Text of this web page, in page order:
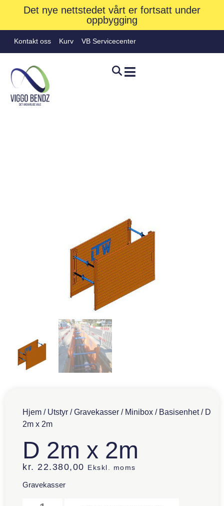
Det nye nettstedet vårt er fortsatt under
oppbygging
Kontakt oss Kurv VB Servicecenter
Hjem / Utstyr /Gravekasser / Minibox / Basisenhet/ D
2m x 2m
D 2m x 2m
kr. 22.380,00 Ekskl. moms
Gravekasser